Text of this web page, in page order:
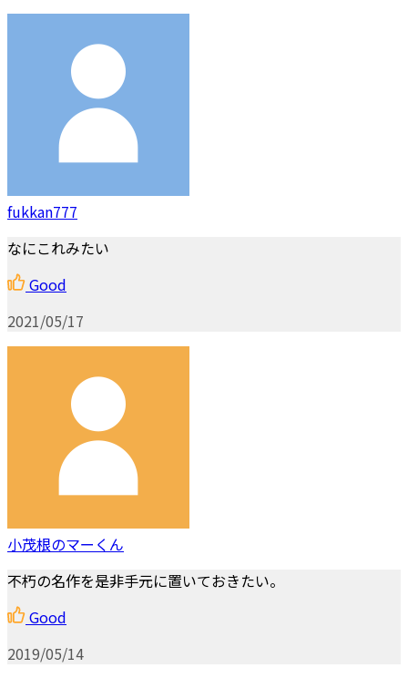
fukkan777
なにこれみたい
Good
2021/05/17
小茂根のマーくん
不朽の名作を是非手元に置いておきたい。
Good
2019/05/14